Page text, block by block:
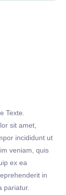
Texte.
sit amet,
incididunt ut
veniam, quis
ex ea
in
pariatur.